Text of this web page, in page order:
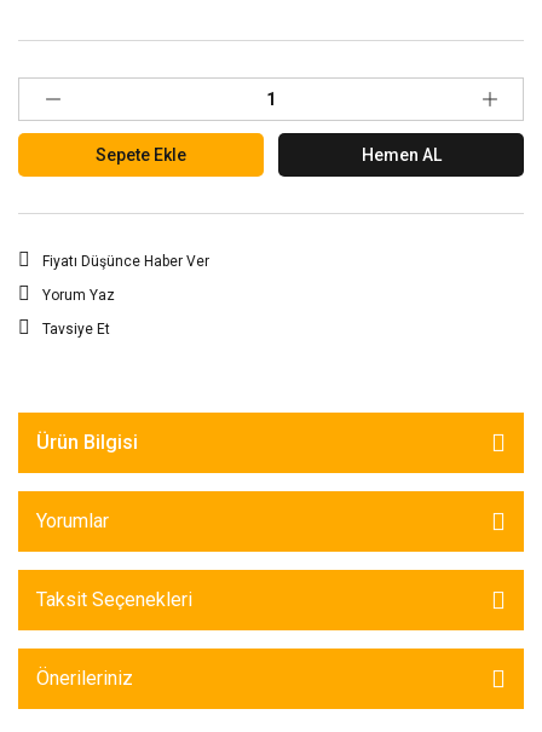
Sepete Ekle Hemen AL
Fiyatı Düşünce Haber Ver
Yorum Yaz
Tavsiye Et
Ürün Bilgisi
Yorumlar
Taksit Seçenekleri
Önerileriniz